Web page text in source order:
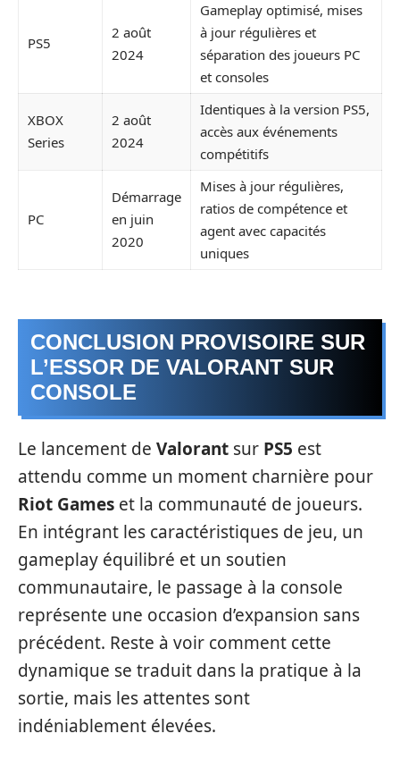
PS5
2 août
2024
Gameplay optimisé, mises
à jour régulières et
séparation des joueurs PC
et consoles
XBOX
Series
2 août
2024
Identiques à la version PS5,
accès aux événements
compétitifs
PC
Démarrage
en juin
2020
Mises à jour régulières,
ratios de compétence et
agent avec capacités
uniques
CONCLUSION PROVISOIRE SUR
L’ESSOR DE VALORANT SUR
CONSOLE
Le lancement de Valorant sur PS5 est
attendu comme un moment charnière pour
Riot Games et la communauté de joueurs.
En intégrant les caractéristiques de jeu, un
gameplay équilibré et un soutien
communautaire, le passage à la console
représente une occasion d’expansion sans
précédent. Reste à voir comment cette
dynamique se traduit dans la pratique à la
sortie, mais les attentes sont
indéniablement élevées.